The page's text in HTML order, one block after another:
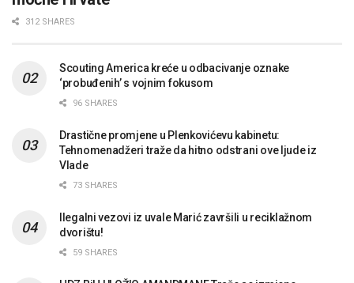
312 SHARES
Scouting America kreće u odbacivanje oznake
‘probuđenih’ s vojnim fokusom
96 SHARES
Drastične promjene u Plenkovićevu kabinetu:
Tehnomenadžeri traže da hitno odstrani ove ljude iz
Vlade
73 SHARES
Ilegalni vezovi iz uvale Marić završili u reciklažnom
dvorištu!
59 SHARES